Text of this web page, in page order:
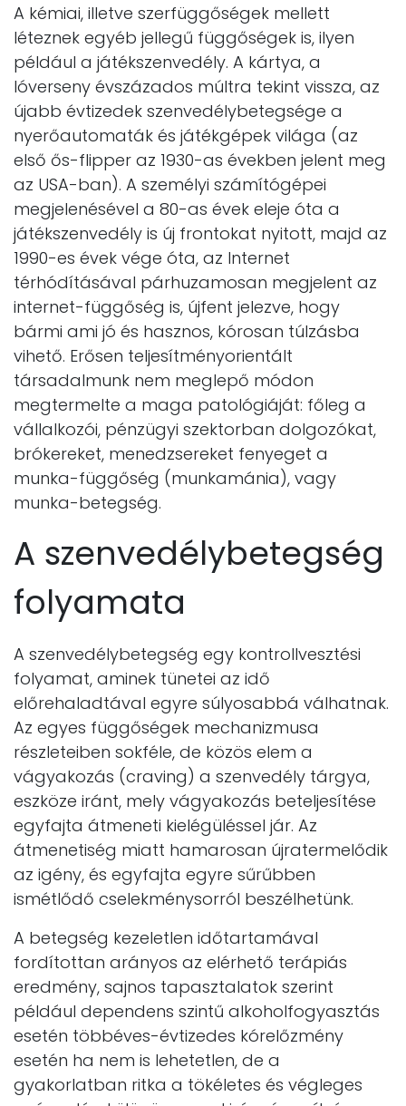
A kémiai, illetve szerfüggőségek mellett
léteznek egyéb jellegű függőségek is, ilyen
például a játékszenvedély. A kártya, a
lóverseny évszázados múltra tekint vissza, az
újabb évtizedek szenvedélybetegsége a
nyerőautomaták és játékgépek világa (az
első ős-flipper az 1930-as években jelent meg
az USA-ban). A személyi számítógépei
megjelenésével a 80-as évek eleje óta a
játékszenvedély is új frontokat nyitott, majd az
1990-es évek vége óta, az Internet
térhódításával párhuzamosan megjelent az
internet-függőség is, újfent jelezve, hogy
bármi ami jó és hasznos, kórosan túlzásba
vihető. Erősen teljesítményorientált
társadalmunk nem meglepő módon
megtermelte a maga patológiáját: főleg a
vállalkozói, pénzügyi szektorban dolgozókat,
brókereket, menedzsereket fenyeget a
munka-függőség (munkamánia), vagy
munka-betegség.
A szenvedélybetegség
folyamata
A szenvedélybetegség egy kontrollvesztési
folyamat, aminek tünetei az idő
előrehaladtával egyre súlyosabbá válhatnak.
Az egyes függőségek mechanizmusa
részleteiben sokféle, de közös elem a
vágyakozás (craving) a szenvedély tárgya,
eszköze iránt, mely vágyakozás beteljesítése
egyfajta átmeneti kielégüléssel jár. Az
átmenetiség miatt hamarosan újratermelődik
az igény, és egyfajta egyre sűrűbben
ismétlődő cselekménysorról beszélhetünk.
A betegség kezeletlen időtartamával
fordítottan arányos az elérhető terápiás
eredmény, sajnos tapasztalatok szerint
például dependens szintű alkoholfogyasztás
esetén többéves-évtizedes kórelőzmény
esetén ha nem is lehetetlen, de a
gyakorlatban ritka a tökéletes és végleges